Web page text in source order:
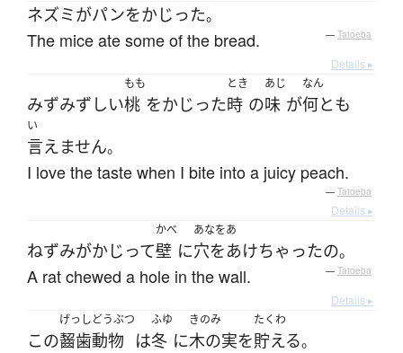
ネズミがパンをかじった。
The mice ate some of the bread. — Tatoeba
Details ▸
みずみずしい
もも
桃 をかじった
とき
時 の
あじ
味 が
なん
何とも
い
言えません。
I love the taste when I bite into a juicy peach.
— Tatoeba
Details ▸
ねずみがかじって
かべ
壁 に
あなをあ
穴をあけちゃったの。
A rat chewed a hole in the wall. — Tatoeba
Details ▸
この
げっしどうぶつ
齧歯動物 は
ふゆ
冬 に
きのみ
木の実を
たくわ
貯える。